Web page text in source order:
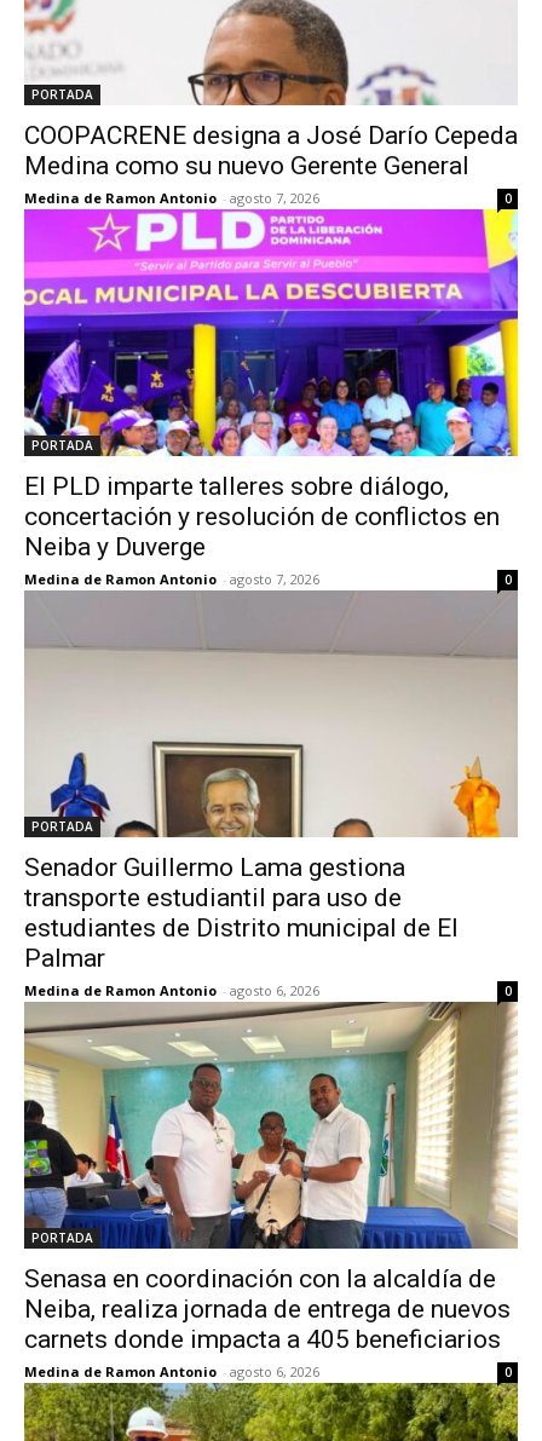
PORTADA
COOPACRENE designa a José Darío Cepeda
Medina como su nuevo Gerente General
Medina de Ramon Antonio - agosto 7, 2026 0
PORTADA
El PLD imparte talleres sobre diálogo,
concertación y resolución de conflictos en
Neiba y Duverge
Medina de Ramon Antonio - agosto 7, 2026 0
PORTADA
Senador Guillermo Lama gestiona
transporte estudiantil para uso de
estudiantes de Distrito municipal de El
Palmar
Medina de Ramon Antonio - agosto 6, 2026 0
PORTADA
Senasa en coordinación con la alcaldía de
Neiba, realiza jornada de entrega de nuevos
carnets donde impacta a 405 beneficiarios
Medina de Ramon Antonio - agosto 6, 2026 0